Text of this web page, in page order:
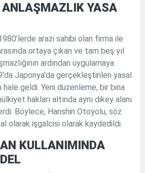
ANLAŞMAZLIK YASA
arazi sahibi olan firma ile
ortaya çıkan ve tam beş yıl
ardından uygulamaya
Japonya'da gerçekleştirilen yasal
geldi. Yeni düzenleme, bir bina
hakları altında aynı dikey alanı
Böylece, Hanshin Otoyolu, söz
olarak işgalcisi olarak kaydedildi.
KULLANIMINDA